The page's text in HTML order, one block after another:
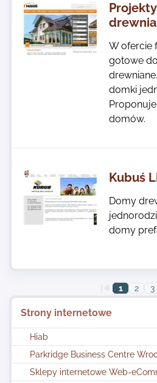
Strony internetowe
Hiab
Parkridge Business Centre
Sklepy internetowe Web-
W ofercie
gotowe
domki
domów.
Kubuś
Domy
domy
1 2 3